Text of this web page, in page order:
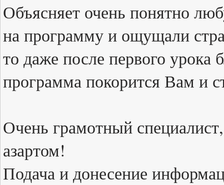
Объясняет очень понятно
на программу и ощущали
то даже после первого
программа покорится Вам и
Очень грамотный
азартом!
Подача и донесение